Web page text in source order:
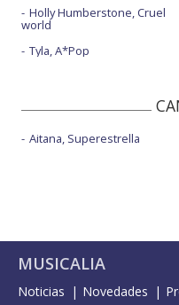
Holly Humberstone, Cruel
world
Tyla, A*Pop
Aitana, Superestrella
MUSICALIA
Noticias Novedades